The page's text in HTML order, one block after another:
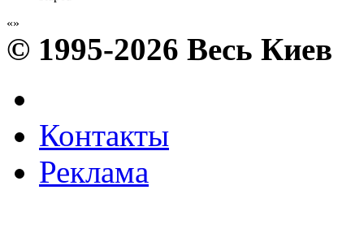
© 1995-2026 Весь Киев
Контакты
Реклама